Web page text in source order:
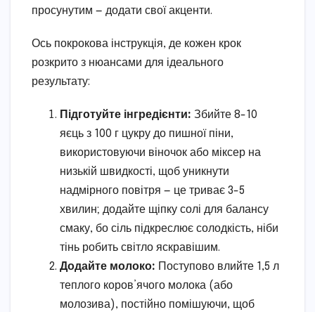
просунутим — додати свої акценти.
Ось покрокова інструкція, де кожен крок
розкрито з нюансами для ідеального
результату:
Підготуйте інгредієнти: Збийте 8-10
яєць з 100 г цукру до пишної піни,
використовуючи віночок або міксер на
низькій швидкості, щоб уникнути
надмірного повітря — це триває 3-5
хвилин; додайте щіпку солі для балансу
смаку, бо сіль підкреслює солодкість, ніби
тінь робить світло яскравішим.
Додайте молоко: Поступово влийте 1,5 л
теплого коров’ячого молока (або
молозива), постійно помішуючи, щоб